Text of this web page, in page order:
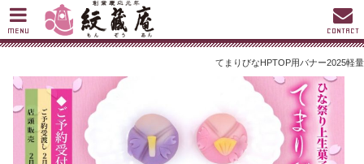
てまりびなHPTOP用バナー2025軽量
MENU CONTACT